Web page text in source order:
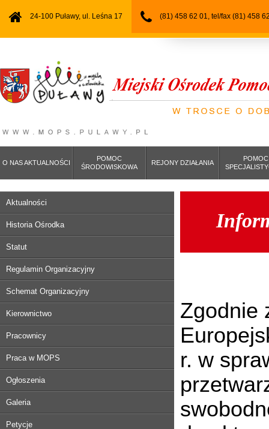
24-100 Puławy, ul. Leśna 17 (81) 458 62 01, tel/fax (81) 458
O NAS AKTUALNOŚCI
POMOC
ŚRODOWISKOWA
REJONY DZIAŁANIA
POMOC
Zgodnie
r. w
Aktualności
Historia Ośrodka
Statut
Regulamin Organizacyjny
Schemat Organizacyjny
Kierownictwo
Pracownicy
Praca w MOPS
Ogłoszenia
Galeria
Petycje